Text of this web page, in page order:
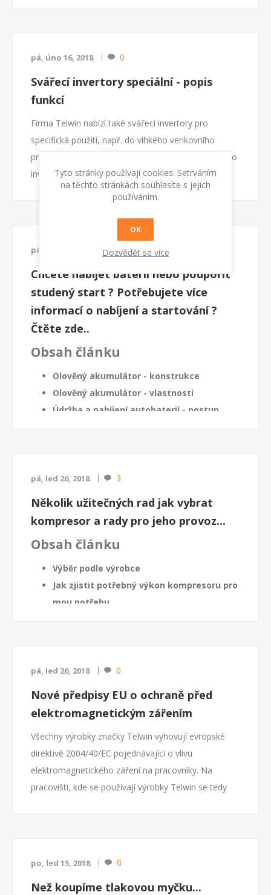
pá, úno 16, 2018 0
Svářecí invertory speciální - popis
funkcí
Firma Telwin nabízí také svářecí invertory pro
specifická použití, např. do vlhkého venkovního
prostředí s možností napájení elektrocentrálou. Tyto
invertorové svářečky jsou vybaveny řadou
doplňkových funkcí.
Zde jsou jejich významy:
VRD - Voltage Reduction Device:
Pro zvýšení b...
pá, led 26, 2018 0
Chcete nabíjet baterii nebo podpořit
studený start ? Potřebujete více
informací o nabíjení a startování ?
Čtěte zde..
Obsah článku
Olověný akumulátor - konstrukce
Olověný akumulátor - vlastnosti
Údržba a nabíjení autobaterií - postup
konstrukce
Dnes, nejčastěji používané autobaterie, jsou olověné
s náplní ředěné kyselin...
pá, led 26, 2018 3
Několik užitečných rad jak vybrat
kompresor a rady pro jeho provoz...
Obsah článku
Výběr podle výrobce
Jak zjistit potřebný výkon kompresoru pro
mou potřebu
bezolejový ?
Umístění kompresoru
Provoz kompresoru
Trocha legislativy
Něco z bezpečnosti
pá, led 26, 2018 0
Nové předpisy EU o ochraně před
elektromagnetickým zářením
Všechny výrobky značky Telwin vyhovují evropské
direktivě 2004/40/EC pojednávající o vlivu
elektromagnetického záření na pracovníky. Na
pracovišti, kde se používají výrobky Telwin se tedy
po, led 15, 2018 0
Než koupíme tlakovou myčku...
Tyto stránky používají cookies. Setrváním
na těchto stránkách souhlasíte s jejich
používáním.
OK
Dozvědět se více